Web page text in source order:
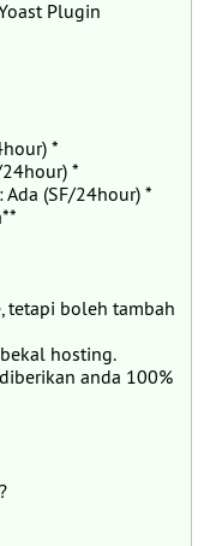
Plugin
*
*
(SF/24hour) *
tetapi boleh tambah
hosting.
anda 100%